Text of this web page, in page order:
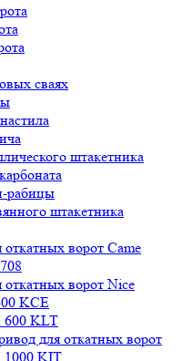
сваях
штакетника
рабицы
штакетника
ворот Came
ворот Nice
KCE
600 KLT
для откатных ворот
1000 KIT